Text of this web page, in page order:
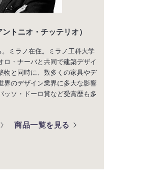
ントニオ・チッテリオ）
ミラノ在住。ミラノ工科大学
ロ・ナーバと共同で建築デザイ
物と同時に、数多くの家具やデ
界のデザイン業界に多大な影響
ッソ・ドーロ賞など受賞歴も多
商品一覧を見る